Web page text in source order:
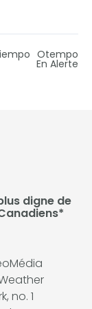
Otempo
En Alerte
digne de